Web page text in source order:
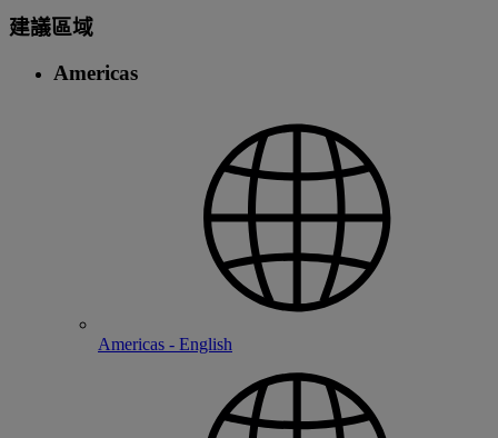
建議區域
Americas
Americas - English